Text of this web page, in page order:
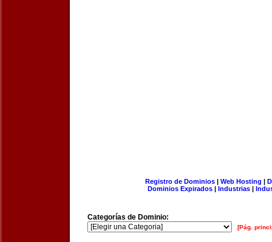
Registro de Dominios| Web Hosting |
Dominios Expirados | Industrias |
Categorías de Dominio:
[Pág.